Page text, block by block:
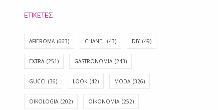
ΕΤΙΚΈΤΕΣ
AFIEROMA (663) CHANEL (43) DIY (49)
EXTRA (251) GASTRONOMIA (243)
GUCCI (36) LOOK (42) MODA (326)
OIKOLOGIA (202) OIKONOMIA (252)